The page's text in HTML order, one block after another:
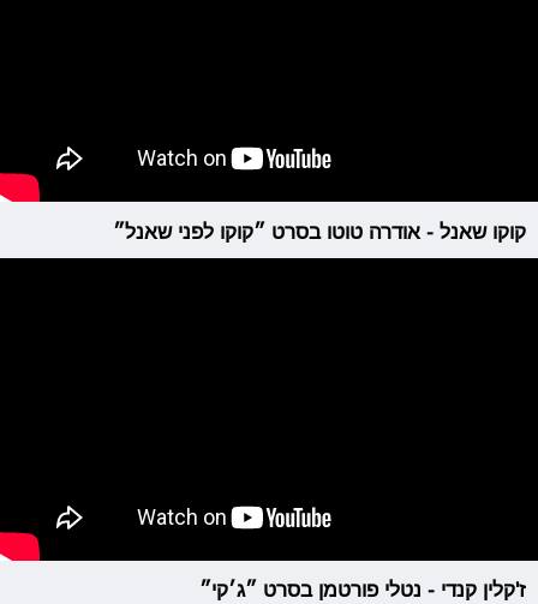
קוקו שאנל - אודרה טוטו בסרט ״קוקו לפני שאנל״
ז'קלין קנדי - נטלי פורטמן בסרט ״ג׳קי״